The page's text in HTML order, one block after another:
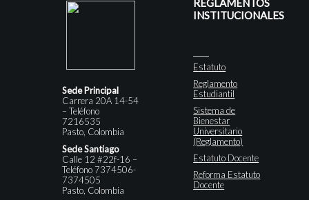
Sede Principal
Carrera 20A 14-54
– Teléfono
7216535
Pasto, Colombia
Sede Santiago
Calle 12 #22f-16 –
Teléfono 7374506-
7374505
Pasto, Colombia
REGLAMENTOS
INSTITUCIONALES
Estatuto
Reglamento
Estudiantil
Sistema de
Bienestar
Universitario
(Reglamento)
Estatuto Docente
Reforma Estatuto
Docente